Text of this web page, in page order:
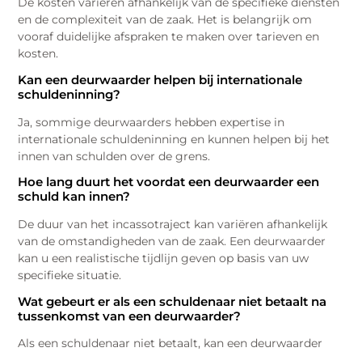
en de complexiteit van de zaak. Het is belangrijk om
vooraf duidelijke afspraken te maken over tarieven en
kosten.
Kan een deurwaarder helpen bij internationale
schuldeninning?
Ja, sommige deurwaarders hebben expertise in
internationale schuldeninning en kunnen helpen bij het
innen van schulden over de grens.
Hoe lang duurt het voordat een deurwaarder een
schuld kan innen?
De duur van het incassotraject kan variëren afhankelijk
van de omstandigheden van de zaak. Een deurwaarder
kan u een realistische tijdlijn geven op basis van uw
specifieke situatie.
Wat gebeurt er als een schuldenaar niet betaalt na
tussenkomst van een deurwaarder?
Als een schuldenaar niet betaalt, kan een deurwaarder